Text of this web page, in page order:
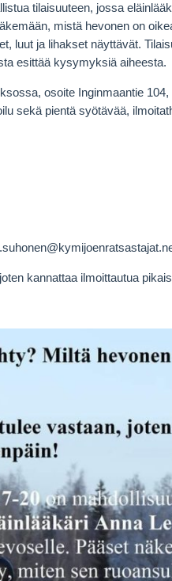
tilaisuuteen, jossa
mistä hevonen on
luut ja lihakset näyttävät.
esittää kysymyksiä aiheesta.
osoite Inginmaantie 104,
sekä pientä syötävää,
kannattaa ilmoittautua